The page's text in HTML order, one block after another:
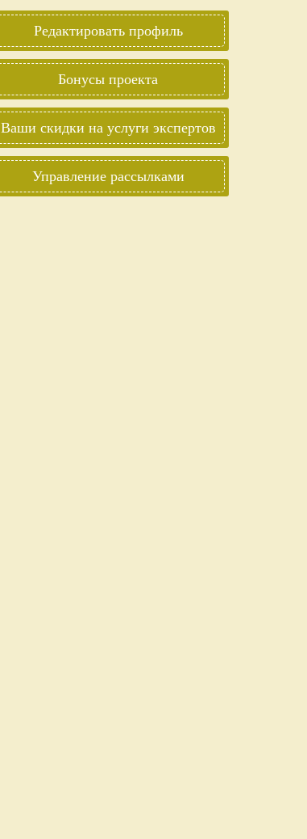
Редактировать профиль
Бонусы проекта
Ваши скидки на услуги экспертов
Управление рассылками